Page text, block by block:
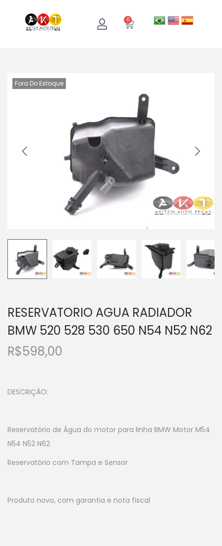
0
Fora Do Estoque
RESERVATORIO AGUA RADIADOR
BMW 520 528 530 650 N54 N52 N62
R$598,00
DESCRIÇÃO:
Reservatório de Água do motor para linha BMW Motor M54
N54 N52 N62
Reservatório com Tampa e Sensor
Produto novo, com garantia e nota fiscal